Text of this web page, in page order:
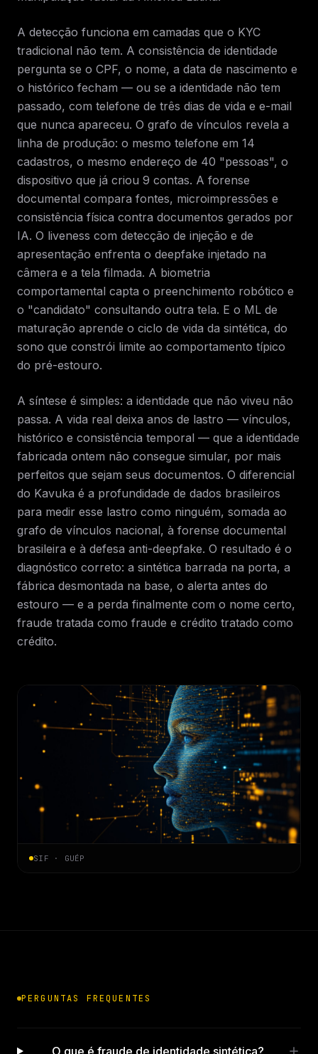
A detecção funciona em camadas que o KYC
tradicional não tem. A consistência de identidade
pergunta se o CPF, o nome, a data de nascimento e
o histórico fecham — ou se a identidade não tem
passado, com telefone de três dias de vida e e-mail
que nunca apareceu. O grafo de vínculos revela a
linha de produção: o mesmo telefone em 14
cadastros, o mesmo endereço de 40 "pessoas", o
dispositivo que já criou 9 contas. A forense
documental compara fontes, microimpressões e
consistência física contra documentos gerados por
IA. O liveness com detecção de injeção e de
apresentação enfrenta o deepfake injetado na
câmera e a tela filmada. A biometria
comportamental capta o preenchimento robótico e
o "candidato" consultando outra tela. E o ML de
maturação aprende o ciclo de vida da sintética, do
sono que constrói limite ao comportamento típico
do pré-estouro.
A síntese é simples: a identidade que não viveu não
passa. A vida real deixa anos de lastro — vínculos,
histórico e consistência temporal — que a identidade
fabricada ontem não consegue simular, por mais
perfeitos que sejam seus documentos. O diferencial
do Kavuka é a profundidade de dados brasileiros
para medir esse lastro como ninguém, somada ao
grafo de vínculos nacional, à forense documental
brasileira e à defesa anti-deepfake. O resultado é o
diagnóstico correto: a sintética barrada na porta, a
fábrica desmontada na base, o alerta antes do
estouro — e a perda finalmente com o nome certo,
fraude tratada como fraude e crédito tratado como
crédito.
SIF · GUÉP
PERGUNTAS FREQUENTES